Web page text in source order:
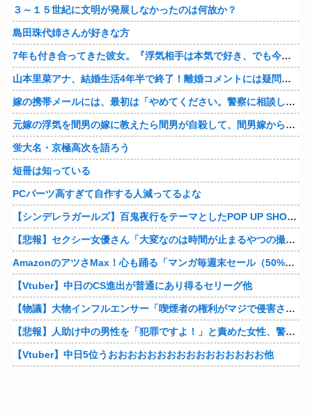
３～１５世紀に文明が発展しなかったのは何故か？
島田珠代姉さんが好きな方
7年も付き合ってきた彼女。『浮気相手は本気で好き、でも今の生活は壊したくない。あなたは家族で、浮気相手は恋人。それじゃ駄目なの？』人の心なんて持ってなかったｗ
山本里菜アナ、結婚生活4年半で終了！離婚コメントには疑問の声
嫁の携帯メールには、最初は「やめてください。警察に相談します」とかだったけど、最近は「昨日もすごかった。間君のが中でビクピｋ（ｒｙ」とｗ しかも羽目鳥も満載だった！
元嫁の浮気を間男の嫁に教えたら間男が自殺して、間男嫁から感謝されつつ元嫁に『いつ死ぬの？』と笑顔で言われた衝撃
蛍大名・京極高次を語ろう
短冊は知っている
PCパーツ高すぎて自作する人減ってるよな
【シンデレラガールズ】百鬼夜行をテーマとしたPOP UP SHOPが東京・大阪にて開催
【悲報】セクシー女優さん「大変なのは時間が止まるやつの撮影」←ばらしてしまうｗ
AmazonのアツさMax！心も踊る「マンガ毎週末セール（50%還元）」2日目襲来！他
【Vtuber】中日のCS進出が普通にあり得るセリーグ他
【物議】大物インフルエンサー「喫煙者の権利がマジで侵害されてる。いくら税金払ってるんだ」他
【悲報】人助け中の男性を「犯罪ですよ！」と責めた女性、警察が来た瞬間逃げる他
【Vtuber】中日5位うおおおおおおおおおおおおおおおお他